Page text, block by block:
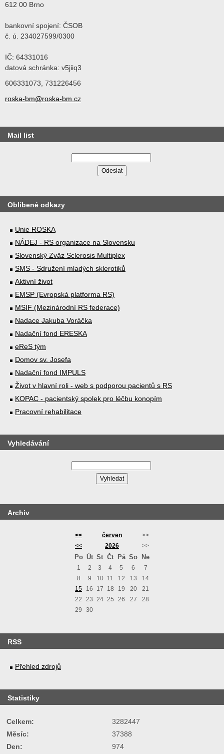
612 00 Brno
bankovní spojení: ČSOB
č. ú. 234027599/0300
IČ: 64331016
datová schránka: v5jiiq3
606331073, 731226456
roska-bm@roska-bm.cz
Mail list
Oblíbené odkazy
Unie ROSKA
NÁDEJ - RS organizace na Slovensku
Slovenský Zväz Sclerosis Multiplex
SMS - Sdružení mladých sklerotiků
Aktivní život
EMSP (Evropská platforma RS)
MSIF (Mezinárodní RS federace)
Nadace Jakuba Voráčka
Nadační fond ERESKA
eReS tým
Domov sv. Josefa
Nadační fond IMPULS
Život v hlavní roli - web s podporou pacientů s RS
KOPAC - pacientský spolek pro léčbu konopím
Pracovní rehabilitace
Vyhledávání
Archiv
<< červen
>>
<<
2026 >>
Po Út St Čt Pá So Ne
1 2 3 4 5 6
7
8
9 10 11 12 13
14
15
16 17 18 19 20
21
22
23 24 25 26 27
28
29
30
RSS
Přehled zdrojů
Statistiky
Celkem:
3282447
Měsíc:
37388
Den:
974